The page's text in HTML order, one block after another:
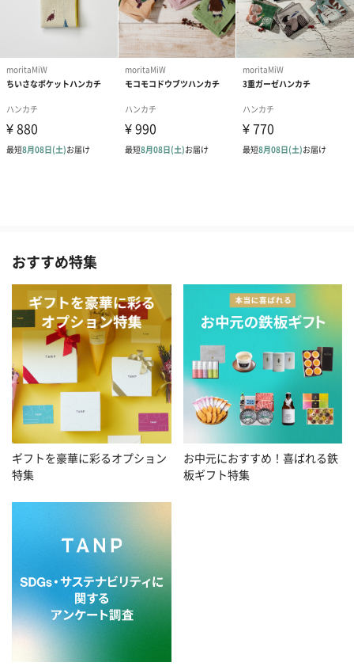
おすすめ特集
ギフトを豪華に彩るオプション
特集
お中元におすすめ！喜ばれる鉄
板ギフト特集